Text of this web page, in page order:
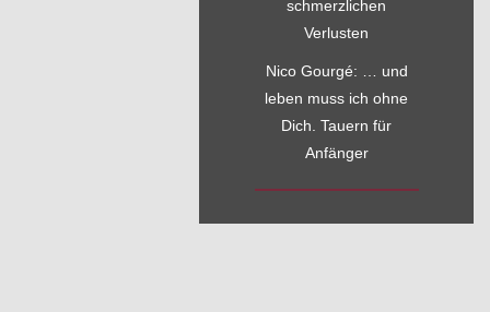
schmerzlichen
Verlusten
Nico Gourgé: … und
leben muss ich ohne
Dich. Tauern für
Anfänger